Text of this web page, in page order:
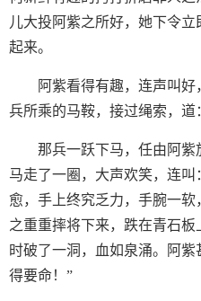
儿大投阿紫之所好，她下令立
起来。
阿紫看得有趣，连声叫
兵所乘的马鞍，接过绳索，道
那兵一跃下马，任由阿紫
马走了一圈，大声欢笑，连叫
愈，手上终究乏力，手腕一
之重重摔将下来，跌在青石
时破了一洞，血如泉涌。阿
得要命！”